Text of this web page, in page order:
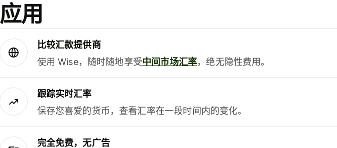
应用
比较汇款提供商
使用 Wise，随时随地享受中间市场汇率，绝无隐性费用。
跟踪实时汇率
保存您喜爱的货币，查看汇率在一段时间内的变化。
完全免费，无广告